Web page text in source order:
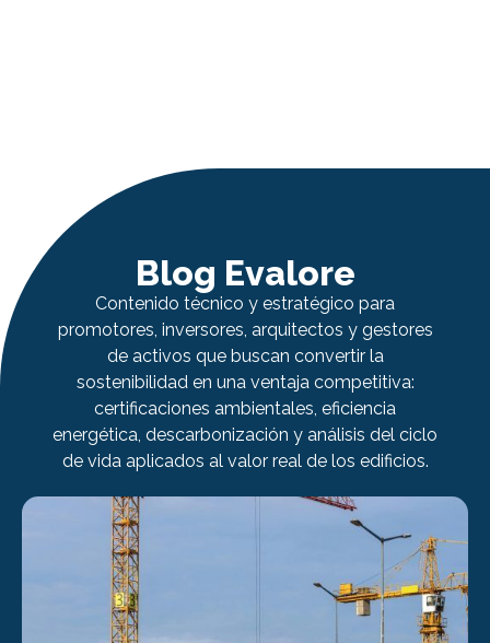
Blog Evalore
Contenido técnico y estratégico para
promotores, inversores, arquitectos y gestores
de activos que buscan convertir la
sostenibilidad en una ventaja competitiva:
certificaciones ambientales, eficiencia
energética, descarbonización y análisis del ciclo
de vida aplicados al valor real de los edificios.